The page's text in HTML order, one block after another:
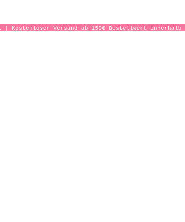
| Kostenloser Versand ab 150€ Bestellwert innerhalb